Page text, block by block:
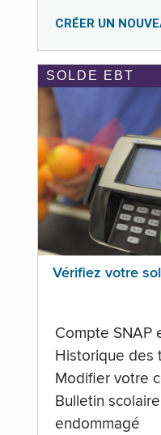
CRÉER UN
SOLDE EBT
Vérifiez votre
Compte SNAP
Historique des
Modifier votre
Bulletin
endommagé